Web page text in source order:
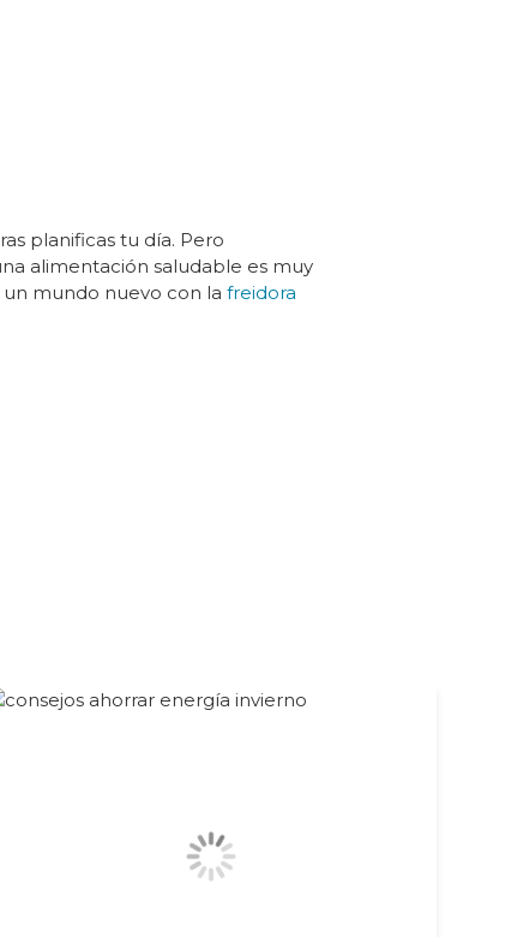
planificas tu día. Pero
alimentación saludable es muy
mundo nuevo con la freidora